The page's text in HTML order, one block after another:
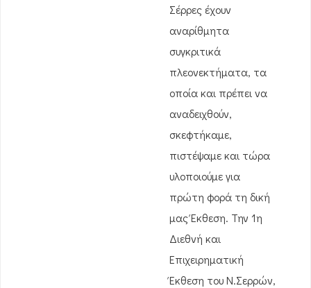
Σέρρες έχουν
αναρίθμητα
συγκριτικά
πλεονεκτήματα, τα
οποία και πρέπει να
αναδειχθούν,
σκεφτήκαμε,
πιστέψαμε και τώρα
υλοποιούμε για
πρώτη φορά τη δική
μας Έκθεση. Την 1η
Διεθνή και
Επιχειρηματική
Έκθεση του Ν.Σερρών,